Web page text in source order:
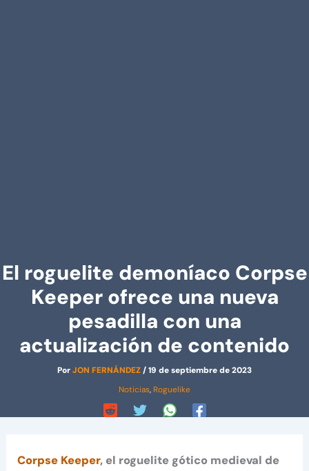
El roguelite demoníaco Corpse
Keeper ofrece una nueva
pesadilla con una
actualización de contenido
PorJON FERNÁNDEZ/19 de septiembre de 2023
Noticias, Roguelike
Corpse Keeper, el roguelite gótico medieval de